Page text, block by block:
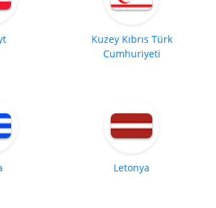
Kuzey Kıbrıs Türk
Cumhuriyeti
Letonya